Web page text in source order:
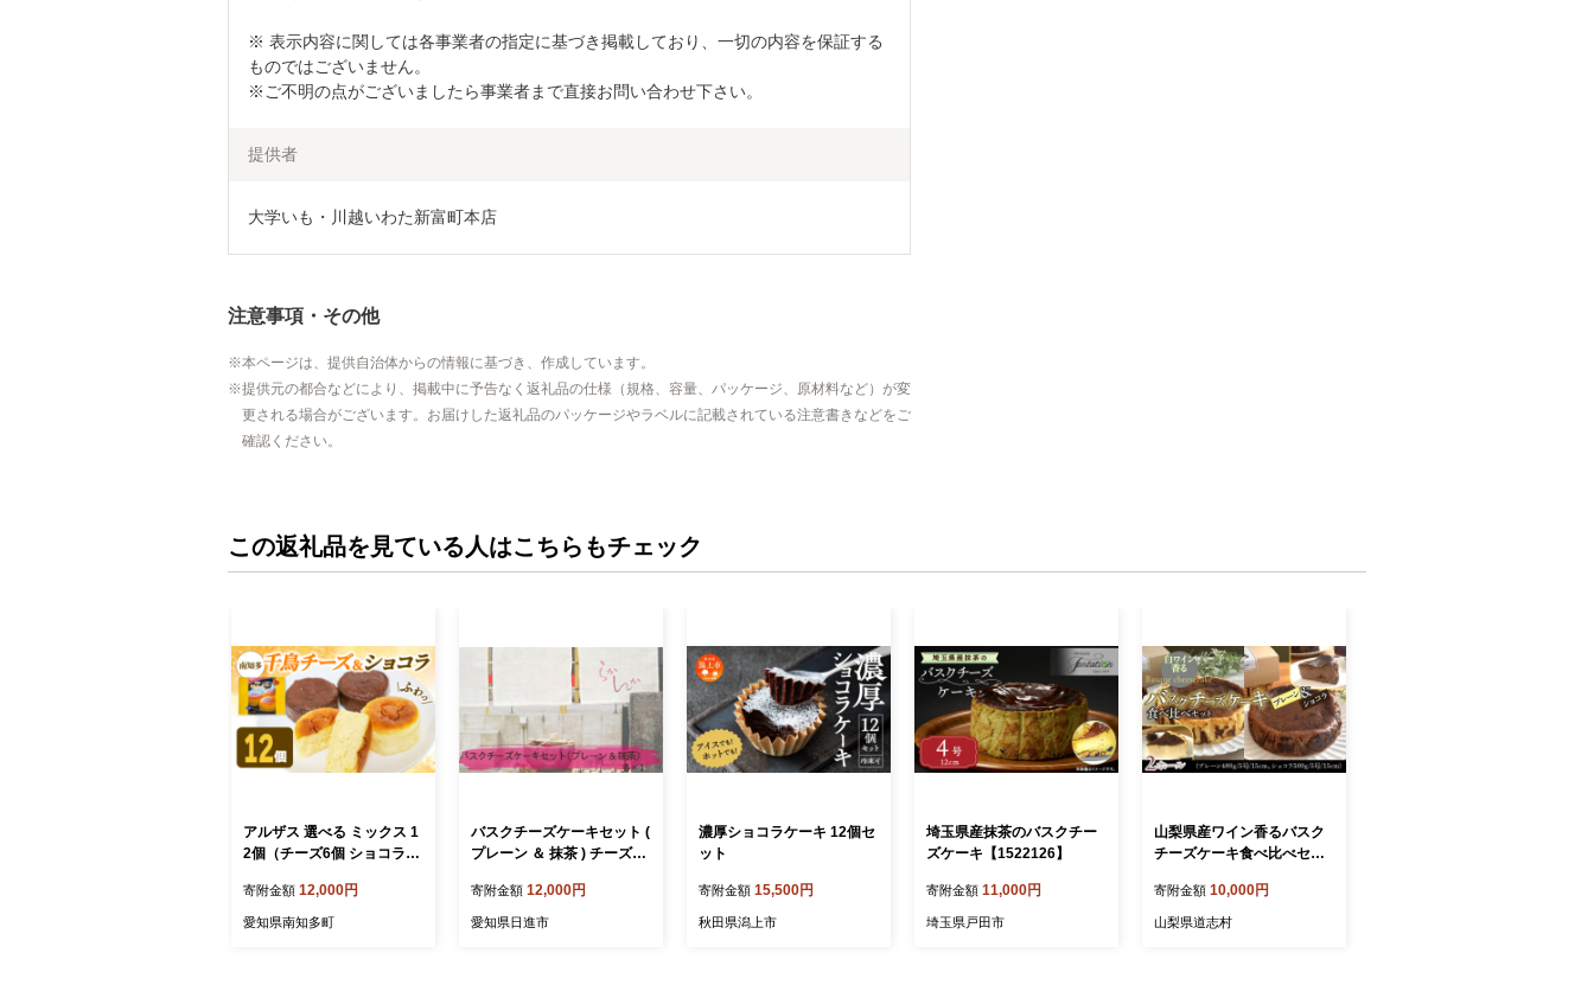
※ 表示内容に関しては各事業者の指定に基づき掲載しており、一切の内容を保証する
ものではございません。
※ご不明の点がございましたら事業者まで直接お問い合わせ下さい。
提供者
大学いも・川越いわた新富町本店
注意事項・その他
本ページは、提供自治体からの情報に基づき、作成しています。
提供元の都合などにより、掲載中に予告なく返礼品の仕様（規格、容量、パッケージ、原材料など）が変
更される場合がございます。お届けした返礼品のパッケージやラベルに記載されている注意書きなどをご
確認ください。
この返礼品を見ている人はこちらもチェック
アルザス 選べる ミックス 1
2個（チーズ6個 ショコラ6
トーショコラ 愛知県 南知多
町
寄附金額 12,000円
愛知県南知多町
バスクチーズケーキセット (
プレーン ＆ 抹茶 ) チーズケ
凍 愛知 愛知県 日進市
寄附金額 12,000円
愛知県日進市
濃厚ショコラケーキ 12個セ
ット
寄附金額 15,500円
秋田県潟上市
埼玉県産抹茶のバスクチー
ズケーキ【1522126】
寄附金額 11,000円
埼玉県戸田市
山梨県産ワイン香るバスク
チーズケーキ食べ比べセッ
ホール） ふるさと納税 バス
クチーズケーキ 食べ比べ
寄附金額 10,000円
山梨県道志村